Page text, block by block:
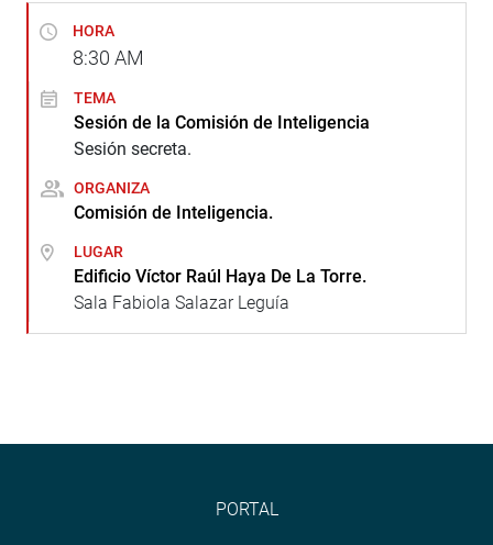
HORA
8:30 AM
TEMA
Sesión de la Comisión de Inteligencia
Sesión secreta.
ORGANIZA
Comisión de Inteligencia.
LUGAR
Edificio Víctor Raúl Haya De La Torre.
Sala Fabiola Salazar Leguía
PORTAL